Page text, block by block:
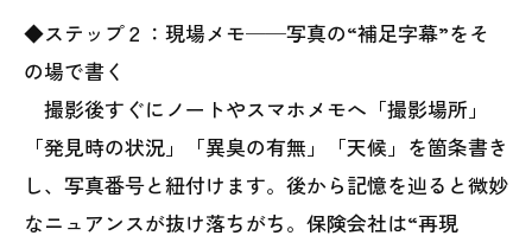
◆ステップ２：現場メモ──写真の“補足字幕”をそ
の場で書く
撮影後すぐにノートやスマホメモへ「撮影場所」
「発見時の状況」「異臭の有無」「天候」を箇条書き
し、写真番号と紐付けます。後から記憶を辿ると微妙
なニュアンスが抜け落ちがち。保険会社は“再現